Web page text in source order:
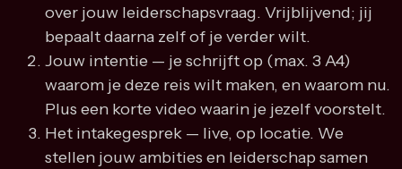
over jouw leiderschapsvraag. Vrijblijvend; jij
bepaalt daarna zelf of je verder wilt.
Jouw intentie — je schrijft op (max. 3 A4)
waarom je deze reis wilt maken, en waarom nu.
Plus een korte video waarin je jezelf voorstelt.
Het intakegesprek — live, op locatie. We
stellen jouw ambities en leiderschap samen